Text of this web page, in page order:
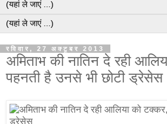
रविवार, 27 अक्टूबर 2013
अमिताभ की नातिन दे रही
पहनती है उनसे भी छोटी ड्रेसेस